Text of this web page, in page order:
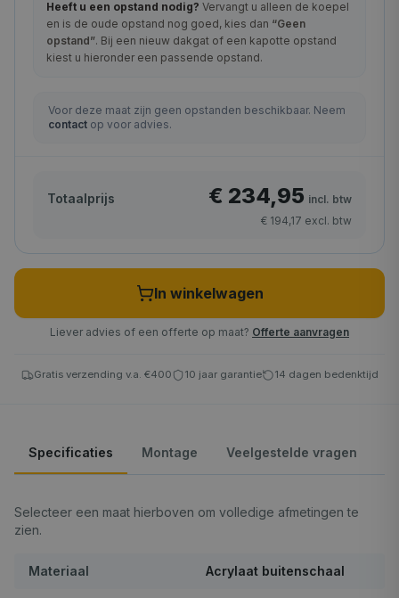
Heeft u een opstand nodig? Vervangt u alleen de koepel
en is de oude opstand nog goed, kies dan “Geen
opstand”. Bij een nieuw dakgat of een kapotte opstand
kiest u hieronder een passende opstand.
Voor deze maat zijn geen opstanden beschikbaar. Neem
contact op voor advies.
Totaalprijs € 234,95 incl. btw
€ 194,17 excl. btw
In winkelwagen
Liever advies of een offerte op maat? Offerte aanvragen
Gratis verzending v.a. €400 10 jaar garantie 14 dagen bedenktijd
Specificaties Montage Veelgestelde vragen
Selecteer een maat hierboven om volledige afmetingen te
zien.
Materiaal Acrylaat buitenschaal